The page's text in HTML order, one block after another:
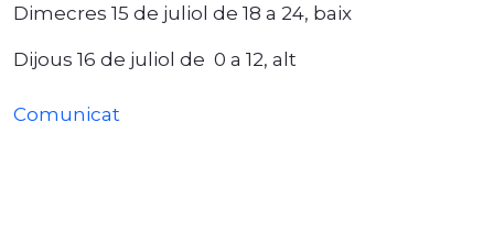
Dimecres 15 de juliol de 18 a 24, baix
Dijous 16 de juliol de 0 a 12, alt
Comunicat